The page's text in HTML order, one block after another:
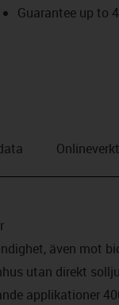
Guarantee up to
även mot
utan direkt
applikationer